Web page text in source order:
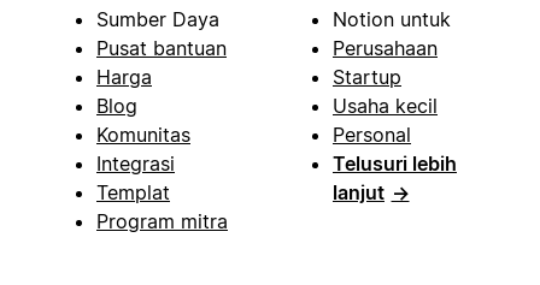
Sumber Daya
Pusat bantuan
Harga
Blog
Komunitas
Integrasi
Templat
Program mitra
Notion untuk
Perusahaan
Startup
Usaha kecil
Personal
Telusuri lebih
lanjut →